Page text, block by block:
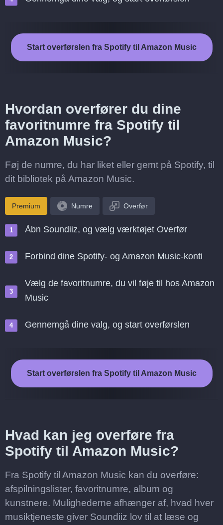
Start overførslen fra Spotify til Amazon Music
Hvordan overfører du dine
favoritnumre fra Spotify til
Amazon Music?
Føj de numre, du har liket eller gemt på Spotify, til
dit bibliotek på Amazon Music.
Premium Numre Overfør
Åbn Soundiiz, og vælg værktøjet Overfør
Forbind dine Spotify- og Amazon Music-konti
Vælg de favoritnumre, du vil føje til hos Amazon
Music
Gennemgå dine valg, og start overførslen
Start overførslen fra Spotify til Amazon Music
Hvad kan jeg overføre fra
Spotify til Amazon Music?
Fra Spotify til Amazon Music kan du overføre:
afspilningslister, favoritnumre, album og
kunstnere. Mulighederne afhænger af, hvad hver
musiktjeneste giver Soundiiz lov til at læse og